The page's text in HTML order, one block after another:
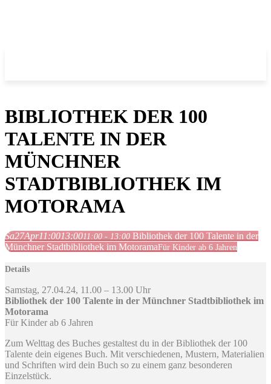
BIBLIOTHEK DER 100
TALENTE IN DER
MÜNCHNER
STADTBIBLIOTHEK IM
MOTORAMA
Sa27Apr11:0013:0011:00 - 13:00 Bibliothek der 100 Talente in der
Münchner Stadtbibliothek im MotoramaFür Kinder ab 6 Jahren
Details
Samstag, 27.04.24, 11.00 – 13.00 Uhr
Bibliothek der 100 Talente in der Münchner Stadtbibliothek im
Motorama
Für Kinder ab 6 Jahren
Zum Welttag des Buches gestaltest du in der Bibliothek der 100
Talente dein eigenes Buch. Mit verschiedenen, Mustern, Materialien
und Schriften wird dein Buch so zu einem ganz besonderen
Einzelstück.